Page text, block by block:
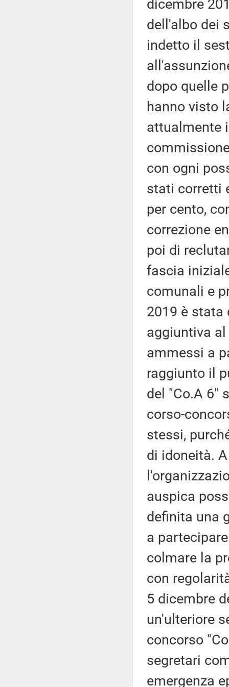
dicembre
dell'albo dei
indetto il
dopo quelle
hanno visto
attualmente
con ogni
stati corretti
per cento,
correzione
poi di
fascia
comunali e
2019 è stata
aggiuntiva
ammessi a
raggiunto il
del "Co.A 6"
corso-
stessi,
di idoneità.
auspica
definita una
a
colmare la
con
5 dicembre
un'ulteriore
concorso
segretari
emergenza